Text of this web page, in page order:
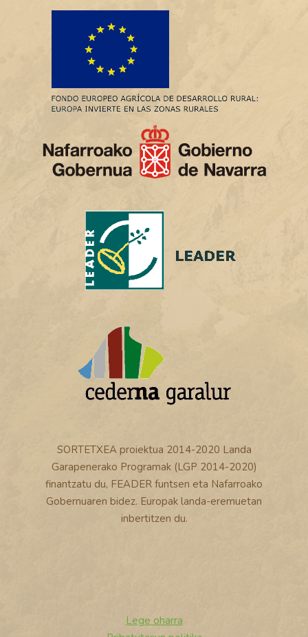
SORTETXEA proiektua 2014-2020 Landa
Garapenerako Programak (LGP 2014-2020)
finantzatu du, FEADER funtsen eta Nafarroako
Gobernuaren bidez. Europak landa-eremuetan
inbertitzen du.
Lege oharra